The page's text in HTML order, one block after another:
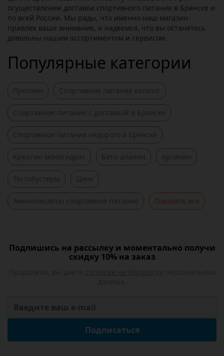
осуществлении доставки спортивного питания в Брянске и
по всей России. Мы рады, что именно наш магазин
привлек ваше внимание, и надеемся, что вы останетесь
довольны нашим ассортиментом и сервисом.
Популярные категории
Показать все
Подпишись на рассылку и моментально получи
скидку 10% на заказ
Подписаться